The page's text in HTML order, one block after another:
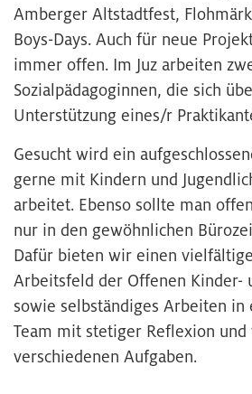
Amberger Altstadtfest,
Boys-Days. Auch für neue
immer offen. Im Juz arbeiten
Sozialpädagoginnen, die sich
Unterstützung eines/r
Gesucht wird ein
gerne mit Kindern und
arbeitet. Ebenso sollte man
nur in den gewöhnlichen
Dafür bieten wir einen
Arbeitsfeld der Offenen Kinder-
sowie selbständiges Arbeiten in
Team mit stetiger Reflexion und
verschiedenen Aufgaben.